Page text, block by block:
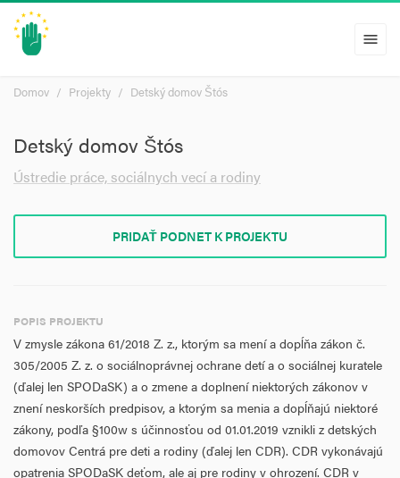
menu
Domov Projekty Detský domov Štós
Detský domov Štós
Ústredie práce, sociálnych vecí a rodiny
PRIDAŤ PODNET K PROJEKTU
POPIS PROJEKTU
V zmysle zákona 61/2018 Z. z., ktorým sa mení a dopĺňa zákon č.
305/2005 Z. z. o sociálnoprávnej ochrane detí a o sociálnej kuratele
(ďalej len SPODaSK) a o zmene a doplnení niektorých zákonov v
znení neskorších predpisov, a ktorým sa menia a dopĺňajú niektoré
zákony, podľa §100w s účinnosťou od 01.01.2019 vznikli z detských
domovov Centrá pre deti a rodiny (ďalej len CDR). CDR vykonávajú
opatrenia SPODaSK deťom, ale aj pre rodiny v ohrození. CDR v